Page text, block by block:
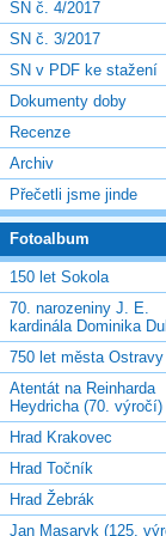
SN č. 4/2017
SN č. 3/2017
SN v PDF ke stažení
Dokumenty doby
Recenze
Archiv
Přečetli jsme jinde
Fotoalbum
150 let Sokola
70. narozeniny J. E.
kardinála Dominika
750 let města Ostravy
Atentát na Reinharda
Heydricha (70. výročí)
Hrad Krakovec
Hrad Točník
Hrad Žebrák
Jan Masaryk (125.